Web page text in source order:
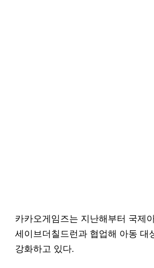
카카오게임즈는 지난해부터 국제
세이브더칠드런과 협업해 아동 대
강화하고 있다.